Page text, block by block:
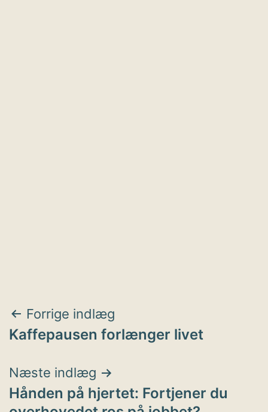
Indlægsnavigation
Forrige indlæg
Kaffepausen forlænger livet
Næste indlæg
Hånden på hjertet: Fortjener du